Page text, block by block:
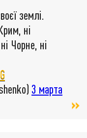
землі.
ні
Чорне, ні
3 марта